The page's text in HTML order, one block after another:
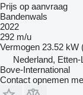
Prijs op aanvraag
Bandenwals
2022
292 m/u
Vermogen 23.52 kW
Nederland, Etten-
Bove-International
Contact opnemen